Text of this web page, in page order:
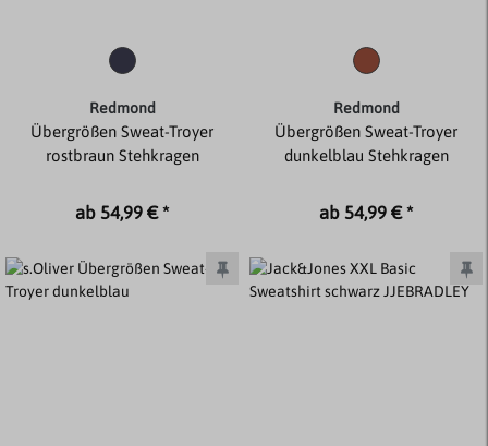
Redmond
Übergrößen Sweat-Troyer
rostbraun Stehkragen
ab 54,99 € *
Redmond
Übergrößen Sweat-Troyer
dunkelblau Stehkragen
ab 54,99 € *